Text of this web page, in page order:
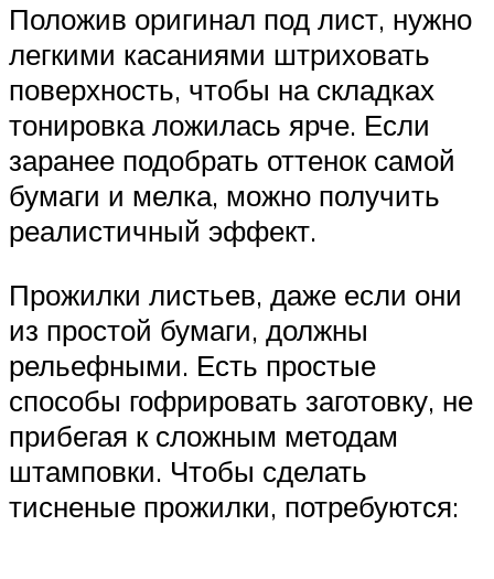
Положив оригинал под лист, нужно
легкими касаниями штриховать
поверхность, чтобы на складках
тонировка ложилась ярче. Если
заранее подобрать оттенок самой
бумаги и мелка, можно получить
реалистичный эффект.
Прожилки листьев, даже если они
из простой бумаги, должны
рельефными. Есть простые
способы гофрировать заготовку, не
прибегая к сложным методам
штамповки. Чтобы сделать
тисненые прожилки, потребуются: